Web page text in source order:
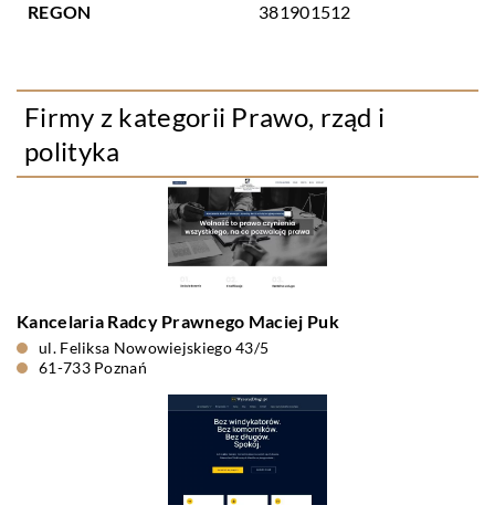
REGON 381901512
Firmy z kategorii Prawo, rząd i
polityka
Kancelaria Radcy Prawnego Maciej Puk
ul. Feliksa Nowowiejskiego 43/5
61-733 Poznań